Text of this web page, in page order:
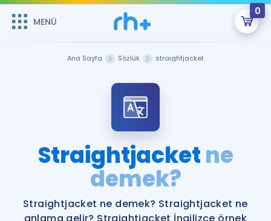
MENÜ
0
Şifremi Hatırlamıyorum
Sepetin Şu An Boş.
Remzi Hoca ile seni sınava hazırlayacak onlarca eğitim seni
bekliyor!
MENÜ
Katılımcı Görüşleri
Faydalı Araçlar
Ana Sayfa Sözlük straightjacket
Straightjacketne
demek?
Straightjacket ne demek? Straightjacket ne